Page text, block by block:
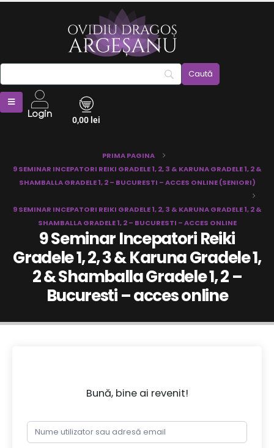
Login 0,00 lei
PRIMA PAGINA
9 SEMINAR INCEPATORI REIKI GRADELE 1, 2, 3 & KARUNA GRADELE 1, 2 &
SHAMBALLA GRADELE 1, 2 – BUCURESTI – ACCES ONLINE (SENIORI)
9 SEMINAR INCEPATORI REIKI GRADELE 1, 2, 3 & KARUNA GRADELE 1, 2 &
SHAMBALLA GRADELE 1, 2 – BUCURESTI – ACCES ONLINE
9 Seminar Incepatori Reiki
Gradele 1, 2, 3 & Karuna Gradele 1,
2 & Shamballa Gradele 1, 2 –
Bucuresti – acces online
Bună, bine ai revenit!